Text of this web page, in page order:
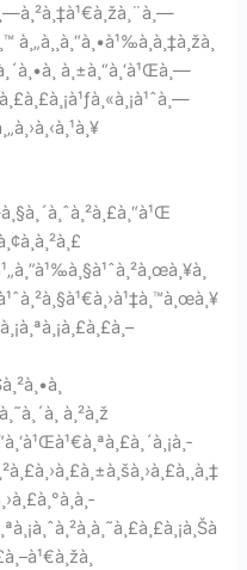
à¸„à¸¸à¸“à¸•à¹‰à¸­à¸‡à¸žà¸
à¸±à¸“à¸‘à¹Œà¸—
à¸²à¸ž